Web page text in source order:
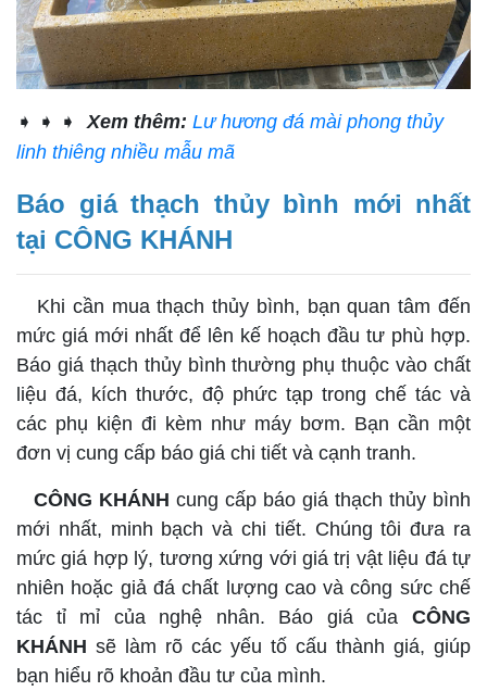
➧ ➧ ➧Xem thêm: Lư hương đá mài phong thủy
linh thiêng nhiều mẫu mã
Báo giá thạch thủy bình mới nhất
tại CÔNG KHÁNH
Khi cần mua thạch thủy bình, bạn quan tâm đến
mức giá mới nhất để lên kế hoạch đầu tư phù hợp.
Báo giá thạch thủy bình thường phụ thuộc vào chất
liệu đá, kích thước, độ phức tạp trong chế tác và
các phụ kiện đi kèm như máy bơm. Bạn cần một
đơn vị cung cấp báo giá chi tiết và cạnh tranh.
CÔNG KHÁNH cung cấp báo giá thạch thủy bình
mới nhất, minh bạch và chi tiết. Chúng tôi đưa ra
mức giá hợp lý, tương xứng với giá trị vật liệu đá tự
nhiên hoặc giả đá chất lượng cao và công sức chế
tác tỉ mỉ của nghệ nhân. Báo giá của CÔNG
KHÁNH sẽ làm rõ các yếu tố cấu thành giá, giúp
bạn hiểu rõ khoản đầu tư của mình.